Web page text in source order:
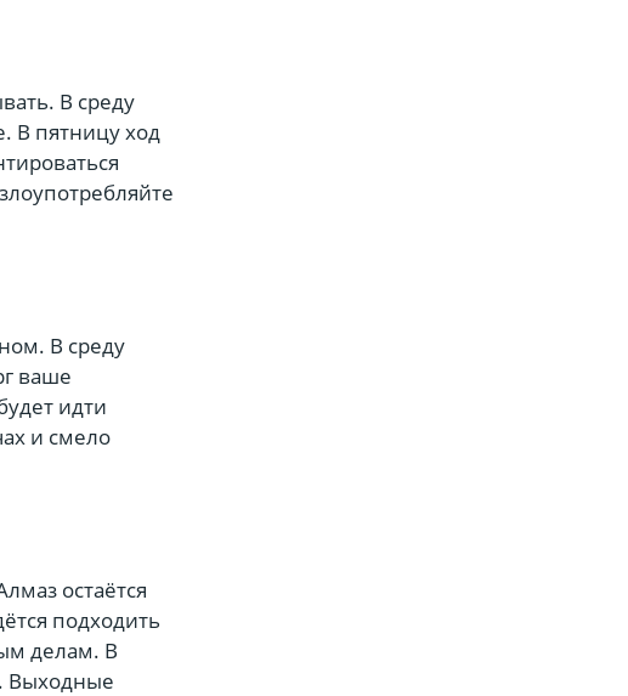
В среду
В пятницу ход
В среду
ваше
идти
и смело
остаётся
подходить
делам. В
Выходные